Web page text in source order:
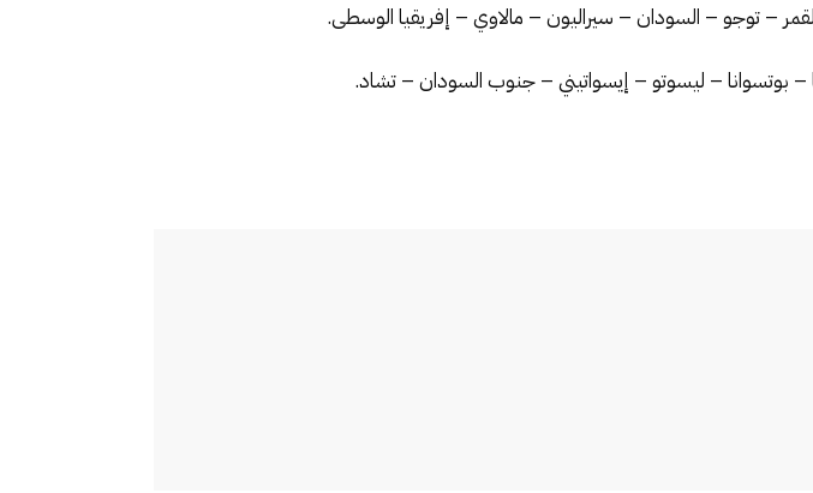
القمر – توجو – السودان – سيراليون – مالاوي – إفريقيا الوسطى.
– بوتسوانا – ليسوتو – إيسواتيني – جنوب السودان – تشاد.